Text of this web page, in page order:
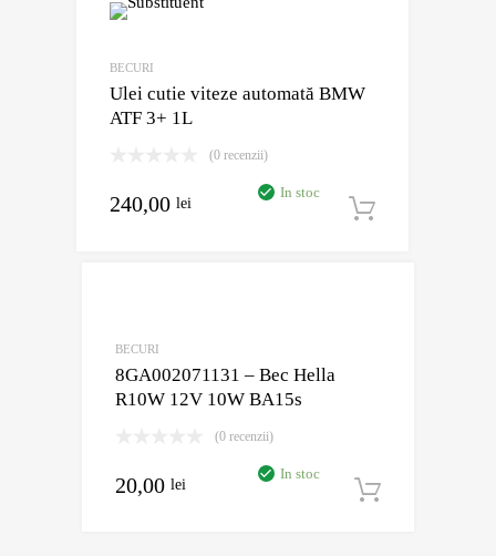
BECURI
Ulei cutie viteze automată BMW
ATF 3+ 1L
(0 recenzii)
240,00 lei
In stoc
BECURI
8GA002071131 – Bec Hella
R10W 12V 10W BA15s
(0 recenzii)
20,00 lei
In stoc